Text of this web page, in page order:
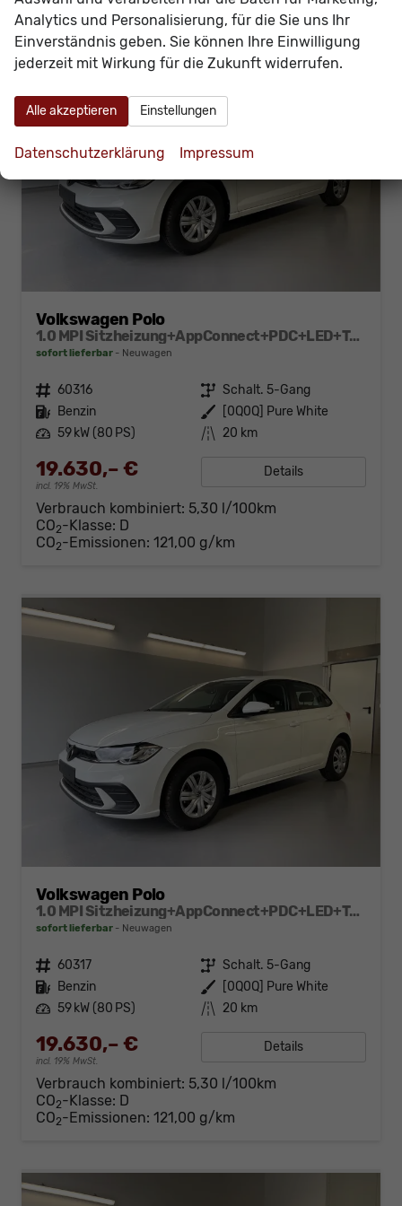
Volkswagen Polo
1.0 MPI Sitzheizung+AppConnect+PDC+LED+Touch+Lichtsensor+MultiLenkrad
sofort lieferbar Neuwagen
Fahrzeugnr. 60316 Getriebe Schalt. 5-Gang
Kraftstoff Benzin Außenfarbe
[0Q0Q] Pure White
Leistung 59 kW (80 PS) Kilometerstand 20 km
19.630,– €
incl. 19% MwSt.
Details
Verbrauch kombiniert: 5,30 l/100km
CO2-Klasse: D
CO2-Emissionen: 121,00 g/km
Volkswagen Polo
1.0 MPI Sitzheizung+AppConnect+PDC+LED+Touch+Lichtsensor+MultiLenkrad
sofort lieferbar Neuwagen
Fahrzeugnr. 60317 Getriebe Schalt. 5-Gang
Kraftstoff Benzin Außenfarbe
[0Q0Q] Pure White
Leistung 59 kW (80 PS) Kilometerstand 20 km
19.630,– €
incl. 19% MwSt.
Details
Verbrauch kombiniert: 5,30 l/100km
CO2-Klasse: D
CO2-Emissionen: 121,00 g/km
Analytics und Personalisierung, für die Sie uns Ihr
Einverständnis geben. Sie können Ihre Einwilligung
jederzeit mit Wirkung für die Zukunft widerrufen.
Alle akzeptieren Einstellungen
Datenschutzerklärung Impressum